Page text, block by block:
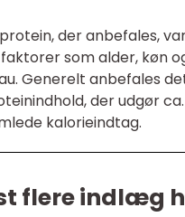
der anbefales,
som alder, køn
Generelt anbefales
der udgør ca.
kalorieindtag.
flere indlæg